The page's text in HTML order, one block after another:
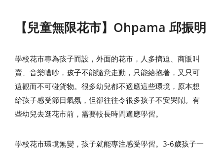
【兒童無限花市】Ohpama 邱振明
學校花市專為孩子而設，外面的花市，人多擠迫、商販叫
賣、音樂嘈吵，孩子不能隨意走動，只能給抱著，又只可
遠觀而不可碰貨物。很多幼兒都不適應這些環境，原本想
給孩子感受節日氣氛，但卻往往令很多孩子不安哭鬧。有
些幼兒去逛花市前，需要較長時間適應學習。
學校花市環境無變，孩子就能專注感受學習。3-6歲孩子一